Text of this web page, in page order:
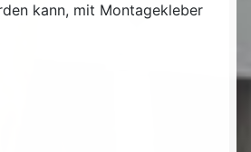
kann, mit Montagekleber